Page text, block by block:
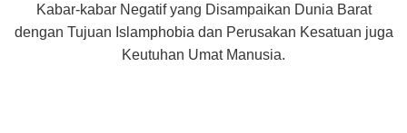
Kabar-kabar Negatif yang Disampaikan Dunia Barat
dengan Tujuan Islamphobia dan Perusakan Kesatuan juga
Keutuhan Umat Manusia.